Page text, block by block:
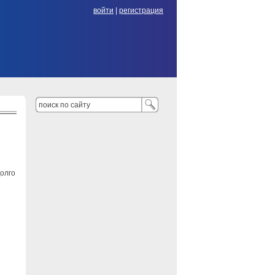
войти регистрация